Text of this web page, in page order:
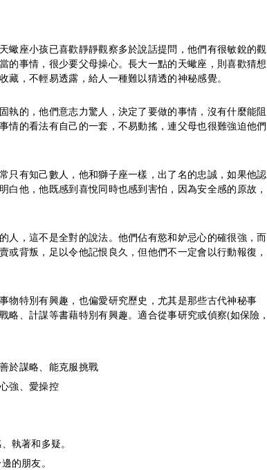
蠍座小孩已喜歡靜靜觀察多於說話提問，他們有很敏銳的觀
的事情，很少要父母操心。長大一點的天蠍座，則喜歡猜想
藏，不輕易透露，給人一種難以猜透的神秘感覺。
執的，他們意志力驚人，決定了要做的事情，沒有什麼能阻
情的看法有自己的一套，不易動搖，連父母也很難強迫他們
只有知己數人，他和獅子座一樣，出了名的忠誠，如果他認
他，他既感到喜悅同時也感到害怕，因為安全感的原故，
人，這不是全對的說法。他們佔有慾和妒忌心的確很強，而
或背叛，足以令他記恨良久，但他們不一定會以行動報復，
物特別有興趣，也偏愛研究歷史，尤其是那些古代神秘事
略、計謀等書藉特別有興趣。適合從事研究或偵察(如保險，
於謀略、能克服挑戰
強、愛操控
執著和多疑。
的朋友。